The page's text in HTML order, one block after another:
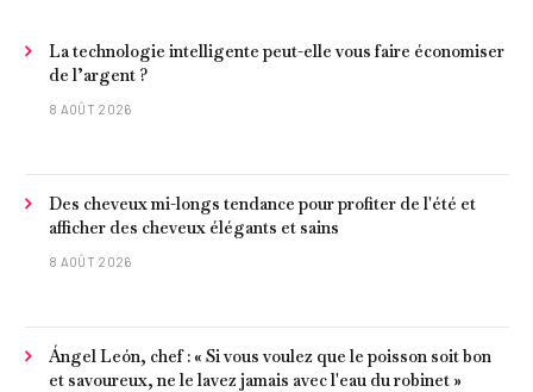
La technologie intelligente peut-elle vous faire économiser
de l’argent ?
8 AOÛT 2026
Des cheveux mi-longs tendance pour profiter de l'été et
afficher des cheveux élégants et sains
8 AOÛT 2026
Ángel León, chef : « Si vous voulez que le poisson soit bon
et savoureux, ne le lavez jamais avec l'eau du robinet »